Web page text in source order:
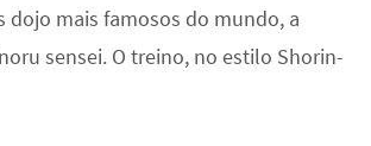
dojo mais famosos do mundo, a
sensei. O treino, no estilo Shorin-